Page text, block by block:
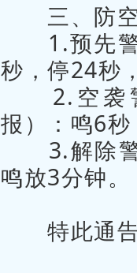
三、防空
1.预先警
秒，停24秒
2.空袭警
报）：鸣6
3.解除警
鸣放3分钟。
特此通告